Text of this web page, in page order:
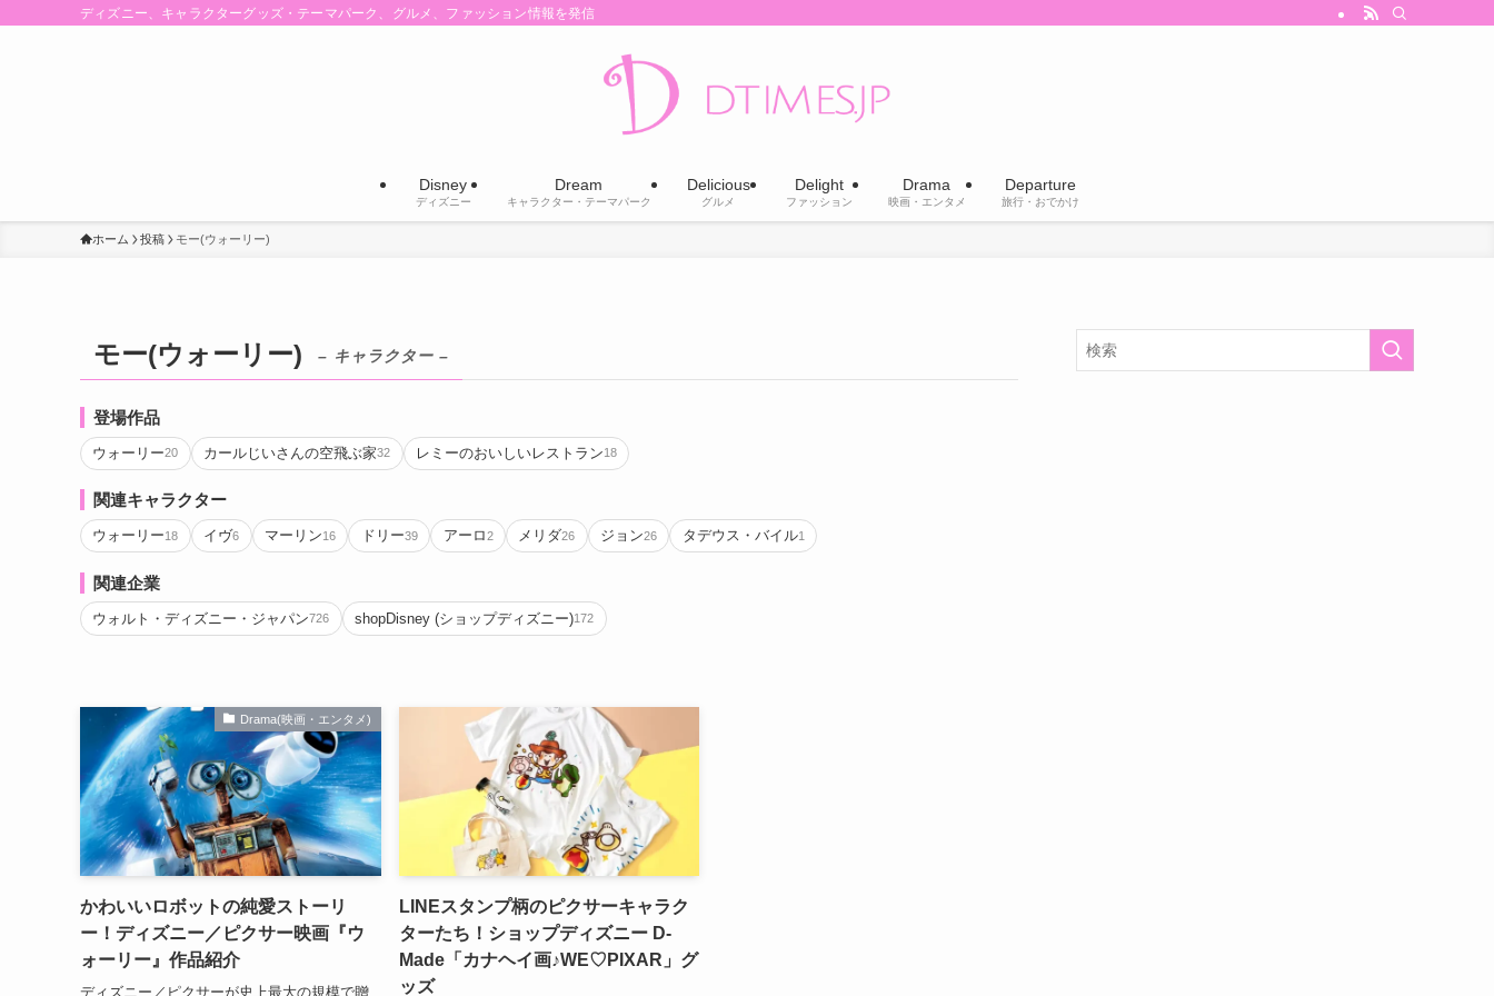
ディズニー、キャラクターグッズ・テーマパーク、グルメ、ファッション情報を発信
Disney
ディズニー
Dream
キャラクター・テーマパーク
Delicious
グルメ
Delight
ファッション
Drama
映画・エンタメ
Departure
旅行・おでかけ
ホーム 投稿 モー(ウォーリー)
モー(ウォーリー) – キャラクター –
登場作品
ウォーリー20 カールじいさんの空飛ぶ家32 レミーのおいしいレストラン18
関連キャラクター
ウォーリー18 イヴ6 マーリン16 ドリー39 アーロ2 メリダ26 ジョン26 タデウス・バイル1
関連企業
ウォルト・ディズニー・ジャパン726 shopDisney (ショップディズニー)172
Drama(映画・エンタメ)
かわいいロボットの純愛ストーリ
ー！ディズニー／ピクサー映画『ウ
ォーリー』作品紹介
ディズニー／ピクサーが史上最大の規模で贈
LINEスタンプ柄のピクサーキャラク
ターたち！ショップディズニー D-
Made「カナヘイ画♪WE♡PIXAR」グ
ッズ